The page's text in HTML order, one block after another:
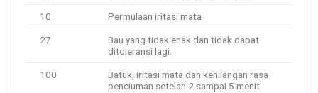
10 Permulaan iritasi mata
27
Bau yang tidak enak dan tidak dapat
ditoleransi lagi.
100
Batuk, iritasi mata dan kehilangan rasa
penciuman setelah 2 sampai 5 menit